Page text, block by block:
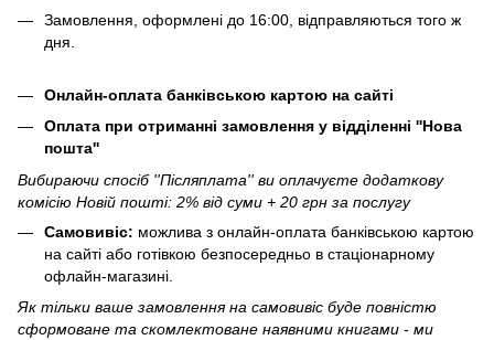
Замовлення, оформлені до 16:00, відправляються того ж
дня.
Онлайн-оплата банківською картою на сайті
Оплата при отриманні замовлення у відділенні ''Нова
пошта''
Вибираючи спосіб ''Післяплата'' ви оплачуєте додаткову
комісію Новій пошті: 2% від суми + 20 грн за послугу
Самовивіс: можлива з онлайн-оплата банківською картою
на сайті або готівкою безпосередньо в стаціонарному
офлайн-магазині.
Як тільки ваше замовлення на самовивіс буде повністю
сформоване та скомлектоване наявними книгами - ми